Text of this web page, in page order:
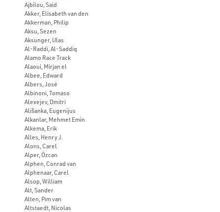
Ajbilou, Said
Akker, Elisabeth van den
Akkerman, Philip
Aksu, Sezen
Aksunger, Ulas
Al-Raddi, Al-Saddiq
Alamo Race Track
Alaoui, Mirjan el
Albee, Edward
Albers, José
Albinoni, Tomaso
Alexejev, Dmitri
Ališanka, Eugenijus
Alkanlar, Mehmet Emin
Alkema, Erik
Alles, Henry J.
Alons, Carel
Alper, Özcan
Alphen, Conrad van
Alphenaar, Carel
Alsop, William
Alt, Sander
Alten, Pim van
Altstaedt, Nicolas